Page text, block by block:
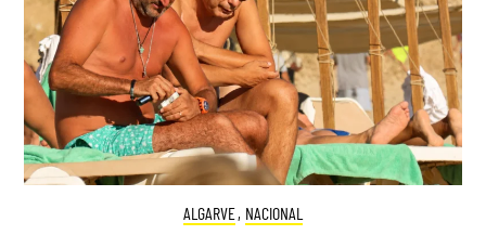
ALGARVE, NACIONAL